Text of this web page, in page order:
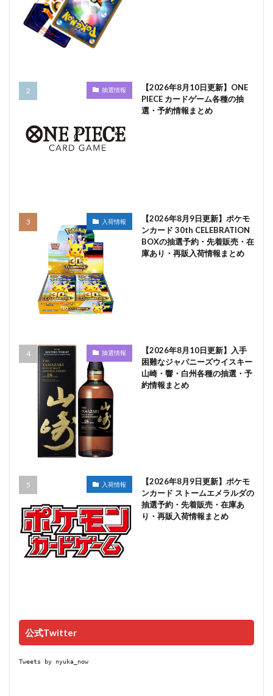
抽選情報
【2026年8月10日更新】ONE
PIECE カードゲーム各種の抽
選・予約情報まとめ
入荷情報
【2026年8月9日更新】ポケモ
ンカード 30th CELEBRATION
BOXの抽選予約・先着販売・在
庫あり・再販入荷情報まとめ
抽選情報
【2026年8月10日更新】入手
困難なジャパニーズウイスキー
山崎・響・白州各種の抽選・予
約情報まとめ
入荷情報
【2026年8月9日更新】ポケモ
ンカード ストームエメラルダの
抽選予約・先着販売・在庫あ
り・再販入荷情報まとめ
公式Twitter
Tweets by nyuka_now